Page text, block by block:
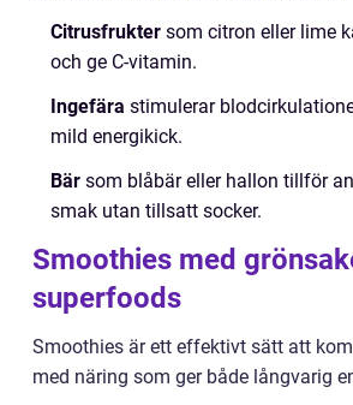
Citrusfrukter som citron eller lime
och ge C-vitamin.
Ingefära stimulerar
mild energikick.
Bär som blåbär eller hallon tillför
smak utan tillsatt socker.
Smoothies med
superfoods
Smoothies är ett effektivt sätt att
med näring som ger både långvarig